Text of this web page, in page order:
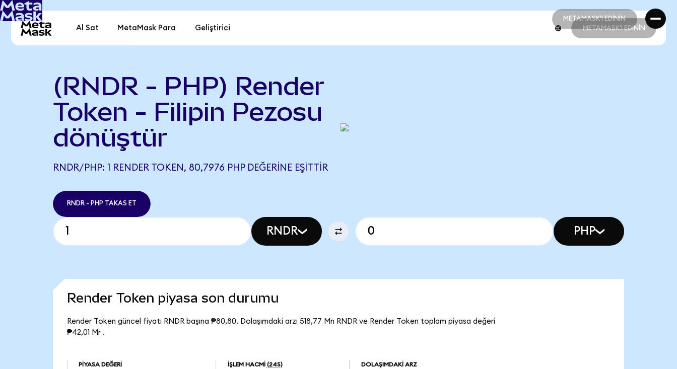
METAMASK'I EDİNİN
METAMASK'I EDİNİN
Al Sat MetaMask Para Geliştirici METAMASK'I EDİNİN
(RNDR - PHP) Render
Token - Filipin Pezosu
dönüştür
RNDR/PHP: 1 RENDER TOKEN, 80,7976 PHP DEĞERINE EŞITTIR
RNDR - PHP TAKAS ET
RNDR PHP
Render Token piyasa son durumu
Render Token güncel fiyatı RNDR başına ₱80,80. Dolaşımdaki arzı 518,77 Mn RNDR ve Render Token toplam piyasa değeri
₱42,01 Mr .
PIYASA DEĞERI İŞLEM HACMI (24S) DOLAŞIMDAKI ARZ